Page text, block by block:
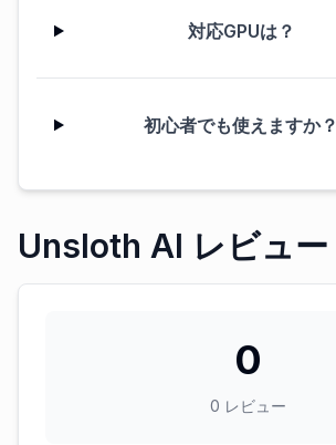
対応GPUは？
初心者でも使えますか？
Unsloth AI レビュー
0
0 レビュー